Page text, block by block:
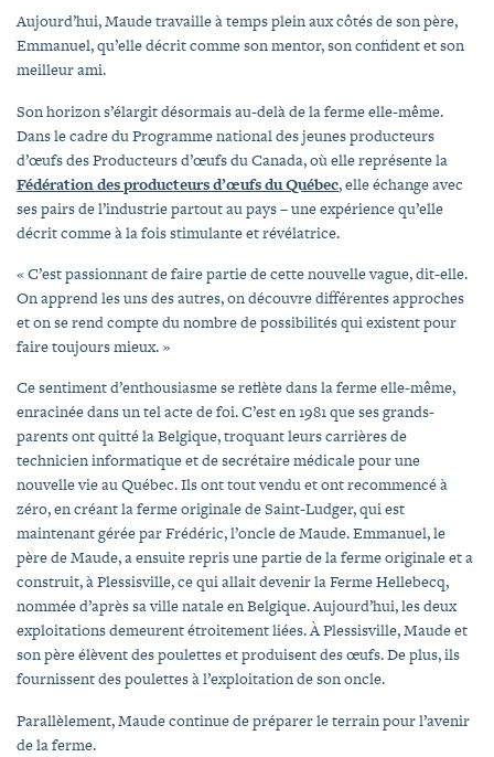
Aujourd’hui, Maude travaille à temps plein aux côtés de son père,
Emmanuel, qu’elle décrit comme son mentor, son confident et son
meilleur ami.
Son horizon s’élargit désormais au-delà de la ferme elle-même.
Dans le cadre du Programme national des jeunes producteurs
d’œufs des Producteurs d’œufs du Canada, où elle représente la
Fédération des producteurs d’œufs du Québec, elle échange avec
ses pairs de l’industrie partout au pays – une expérience qu’elle
décrit comme à la fois stimulante et révélatrice.
« C’est passionnant de faire partie de cette nouvelle vague, dit-elle.
On apprend les uns des autres, on découvre différentes approches
et on se rend compte du nombre de possibilités qui existent pour
faire toujours mieux. »
Ce sentiment d’enthousiasme se reflète dans la ferme elle-même,
enracinée dans un tel acte de foi. C’est en 1981 que ses grands-
parents ont quitté la Belgique, troquant leurs carrières de
technicien informatique et de secrétaire médicale pour une
nouvelle vie au Québec. Ils ont tout vendu et ont recommencé à
zéro, en créant la ferme originale de Saint-Ludger, qui est
maintenant gérée par Frédéric, l’oncle de Maude. Emmanuel, le
père de Maude, a ensuite repris une partie de la ferme originale et a
construit, à Plessisville, ce qui allait devenir la Ferme Hellebecq,
nommée d’après sa ville natale en Belgique. Aujourd’hui, les deux
exploitations demeurent étroitement liées. À Plessisville, Maude et
son père élèvent des poulettes et produisent des œufs. De plus, ils
fournissent des poulettes à l’exploitation de son oncle.
Parallèlement, Maude continue de préparer le terrain pour l’avenir
de la ferme.